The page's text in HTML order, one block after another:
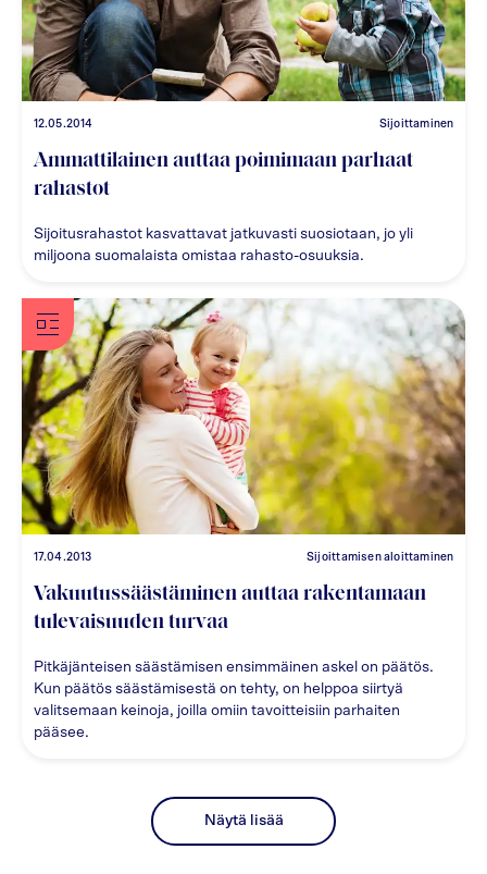
12.05.2014 Sijoittaminen
Ammattilainen auttaa poimimaan parhaat
rahastot
Sijoitusrahastot kasvattavat jatkuvasti suosiotaan, jo yli
miljoona suomalaista omistaa rahasto-osuuksia.
17.04.2013 Sijoittamisen aloittaminen
Vakuutussäästäminen auttaa rakentamaan
tulevaisuuden turvaa
Pitkäjänteisen säästämisen ensimmäinen askel on päätös.
Kun päätös säästämisestä on tehty, on helppoa siirtyä
valitsemaan keinoja, joilla omiin tavoitteisiin parhaiten
pääsee.
Näytä lisää